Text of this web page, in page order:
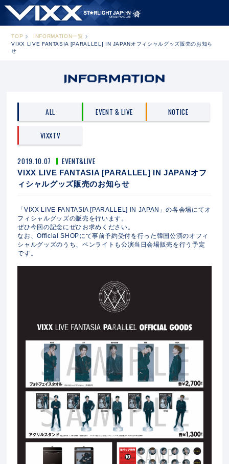
TOP
INFORMATION一覧
VIXX LIVE FANTASIA [PARALLEL] IN JAPANオフィシャルグッズ販売のお知ら
せ
ALL EVENT & LIVE NOTICE
VIXXTV
2019.10.07 EVENT&LIVE
VIXX LIVE FANTASIA [PARALLEL] IN JAPANオフ
ィシャルグッズ販売のお知らせ
「VIXX LIVE FANTASIA [PARALLEL] IN JAPAN」の各会場にてオ
フィシャルグッズの販売を行います。
ぜひ今回の記念にぜひお求めください。
なお、Official SHOPにて事前予約受付を行った韓国公演のオフィ
シャルグッズのうち、ペンライトも公演当日会場販売を行う予定
です。